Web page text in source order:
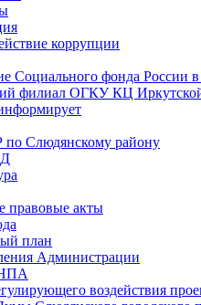
коррупции
Социального фонда России
филиал ОГКУ КЦ
Слюдянскому району
правовые акты
план
Администрации
воздействия